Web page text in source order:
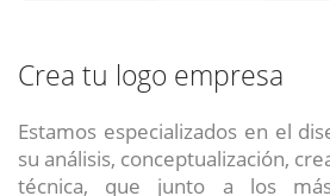
Crea tu logo empresa
Estamos especializados en el
su análisis, conceptualización,
técnica, que junto a los